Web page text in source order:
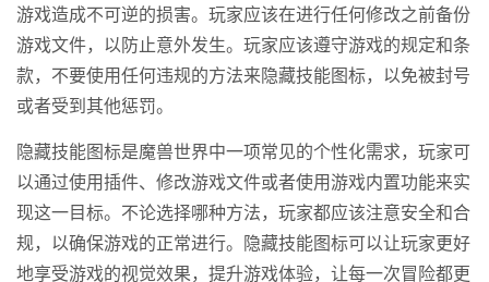
游戏造成不可逆的损害。玩家应该在进行任何修改之前备份
游戏文件，以防止意外发生。玩家应该遵守游戏的规定和条
款，不要使用任何违规的方法来隐藏技能图标，以免被封号
或者受到其他惩罚。
隐藏技能图标是魔兽世界中一项常见的个性化需求，玩家可
以通过使用插件、修改游戏文件或者使用游戏内置功能来实
现这一目标。不论选择哪种方法，玩家都应该注意安全和合
规，以确保游戏的正常进行。隐藏技能图标可以让玩家更好
地享受游戏的视觉效果，提升游戏体验，让每一次冒险都更